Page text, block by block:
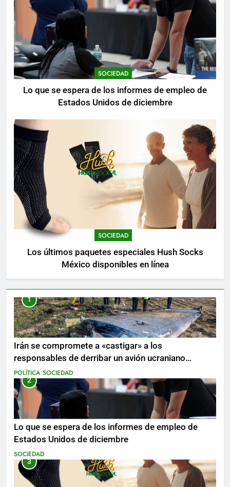
SOCIEDAD
Lo que se espera de los informes de empleo de
Estados Unidos de diciembre
SOCIEDAD
Los últimos paquetes especiales Hush Socks
México disponibles en línea
1
Irán se compromete a «castigar» a los
responsables de derribar un avión ucraniano
mientras se realizan arrestos
POLÍTICA SOCIEDAD
2
Lo que se espera de los informes de empleo de
Estados Unidos de diciembre
SOCIEDAD
3